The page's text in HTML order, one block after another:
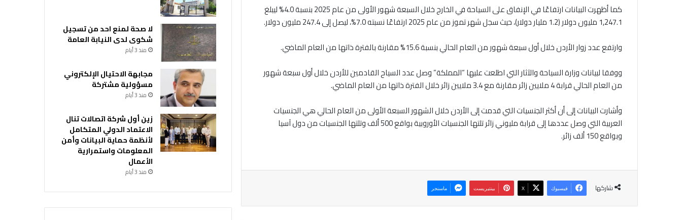
كما أظهرت البيانات ارتفاعًا في الإنفاق على السياحة في الخارج خلال السبعة شهور الأولى من عام 2025 بنسبة 4.0% ليبلغ
1,247.1 مليون دولار (1.2 مليار دولار)، حيث سجل شهر تموز من عام 2025 ارتفاعًا نسبته 7.0%، ليصل إلى 247.4 مليون دولار.
وارتفع عدد زوار الأردن خلال أول سبعة شهور من العام الحالي بنسبة 15.6% مقارنة بالفترة ذاتها من العام الماضي.
ووفقا لبيانات وزارة السياحة والآثار التي اطلعت عليها “المملكة” وصل عدد السياح القادمين للأردن خلال أول سبعة شهور
من العام الحالي قرابة 4 ملايين زائر مقارنة مع 3.4 ملايين زائر خلال الفترة ذاتها من العام الماضي.
وأشارت البيانات إلى أن أكثر الجنسيات التي قدمت إلى الأردن خلال الشهور السبعة الأولى من العام الحالي هي الجنسيات
العربية التي وصل عددها إلى قرابة مليوني زائر تلتها الجنسيات الأوروبية بواقع 500 ألف وتلتها الجنسيات من دول آسيا
وبواقع 150 ألف زائر.
شاركها فيسبوك ‫X بينتيريست ماسنجر
لا صحة لمنع احد من تسجيل
شكوى لدى النيابة العامة
منذ 3 أيام
مجابهة الاحتيال الإلكتروني
مسؤولية مشتركة
منذ 3 أيام
زين أول شركة اتصالات تنال
الاعتماد الدولي المتكامل
لأنظمة حماية البيانات وأمن
المعلومات واستمرارية
الأعمال
منذ 3 أيام